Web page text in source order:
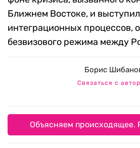
Ближнем Востоке, и
интеграционных процессов,
безвизового режима между
Борис
Связаться с
Объясняем происходящее.